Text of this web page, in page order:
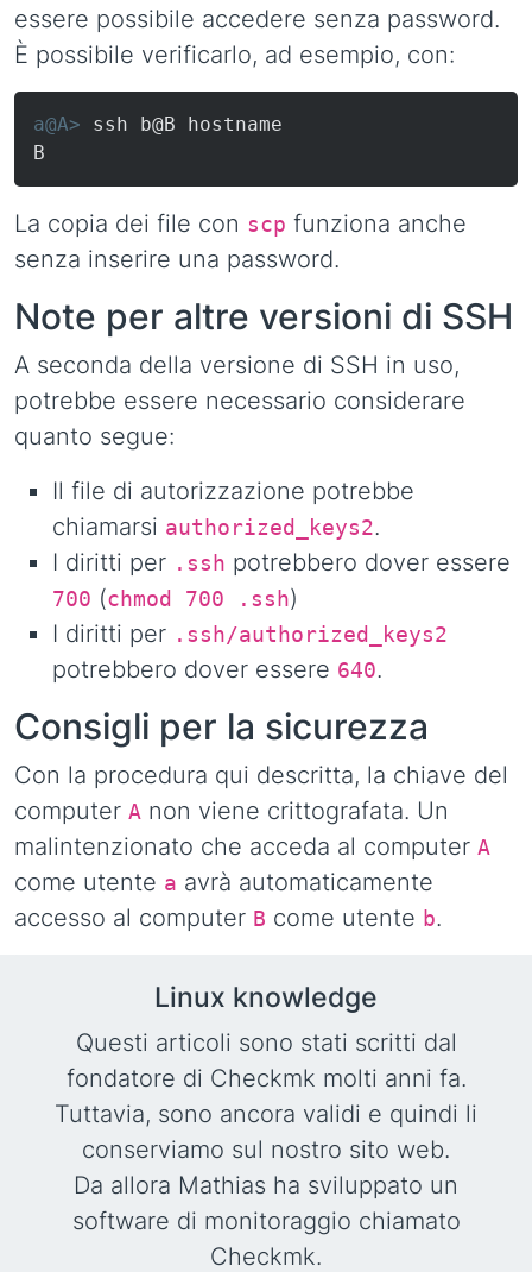
essere possibile accedere senza password.
È possibile verificarlo, ad esempio, con:
a@A> ssh b@B hostname
B
La copia dei file con scp funziona anche
senza inserire una password.
Note per altre versioni di SSH
A seconda della versione di SSH in uso,
potrebbe essere necessario considerare
quanto segue:
Il file di autorizzazione potrebbe
chiamarsi authorized_keys2.
I diritti per .ssh potrebbero dover essere
700 (chmod 700 .ssh)
I diritti per .ssh/authorized_keys2
potrebbero dover essere 640.
Consigli per la sicurezza
Con la procedura qui descritta, la chiave del
computer A non viene crittografata. Un
malintenzionato che acceda al computer A
come utente a avrà automaticamente
accesso al computer B come utente b.
Linux knowledge
Questi articoli sono stati scritti dal
fondatore di Checkmk molti anni fa.
Tuttavia, sono ancora validi e quindi li
conserviamo sul nostro sito web.
Da allora Mathias ha sviluppato un
software di monitoraggio chiamato
Checkmk.